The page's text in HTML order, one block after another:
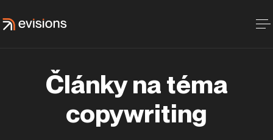
Články na téma
copywriting